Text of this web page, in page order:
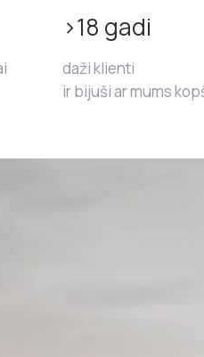
>18 gadi
daži klienti
ir bijuši ar mums